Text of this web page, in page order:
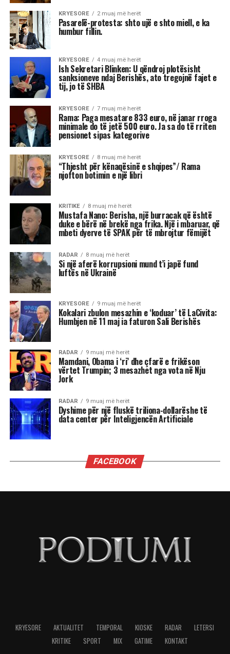
“Nderi i Kombit” Reshat Arbana, teksa festoi 85-
vjetorin e lindjes, mes emocionesh, kujtimesh
dhe lotësh, përcolli mesazhe të forta për
publikun në këtë stacion të jetës së tij.
“Jeta qenka tre ditë: e djeshmja, e sotmja dhe
e nesërmja. E nesërmja nuk dihet. Ta bëjmë
sot atë që kemi për të bërë, mos ta lemë për
nesër. Ta duam më shumë njëri-tjetrin. Ky
ishte stacioni im i 85-të. Po në iksha nga kjo
botë, zemra do më mbetet pas. Do iki me
pishmanllëkun e madh që nuk e pashë këtë
Shqipëri me një demokraci të vërtetë. T’i
lëmë hasmëritë, sepse jeta është e shkurtër,
u shpreh aktori i shquar dhe ikona e skenës
shqiptare.
Reshat Arbana është një prej figurave më të
dashura për publikun shqiptar, për kontributin e
tij të çmuar në kinematografi dhe teatër.
Ai ka sjellë në jetë mbi 40 personazhe në film
dhe qindra role në skenë, duke u bërë një simbol i
gjallë i shpirtit popullor, burrërisë, dhimbjes,
revoltës dhe dashurisë për vendin.
Në 85-vjetorit e lindjes së tij, Arkivi Qendror
Shtetëror i Filmit e uroi aktorin duke shfaqur
dokumentarin “Përballë”, ku vetë Reshat Arbana
ndalet tek rolet më të spikatura të karrierës së
RESHAT ARBANA
LAJMI I RRADHËS
MUND TË PËLQENI